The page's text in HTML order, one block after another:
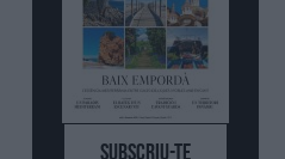
SUBSCRIU-TE